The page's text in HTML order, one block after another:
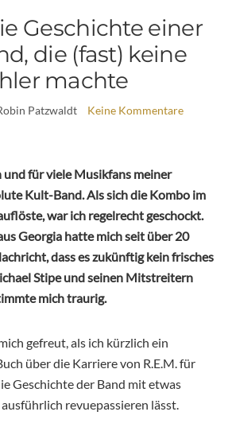
Geschichte einer
die (fast) keine
machte
Patzwaldt Keine Kommentare
und für viele Musikfans meiner
Kult-Band. Als sich die Kombo im
war ich regelrecht geschockt.
Georgia hatte mich seit über 20
dass es zukünftig kein frisches
Stipe und seinen Mitstreitern
mich traurig.
gefreut, als ich kürzlich ein
über die Karriere von R.E.M. für
Geschichte der Band mit etwas
revuepassieren lässt.